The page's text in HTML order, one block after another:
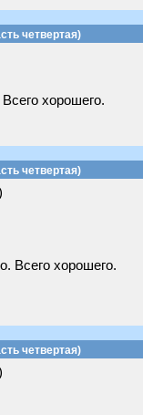
четвертая)
хорошего.
четвертая)
Всего хорошего.
четвертая)